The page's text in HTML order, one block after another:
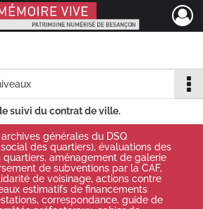
numérisé de Besançon
suivi du contrat de ville.
générales du DSQ
des quartiers), évaluations des
quartiers, aménagement de galerie
de subventions par la CAF,
de voisinage, actions contre
estimatifs de financements
correspondance, guide de